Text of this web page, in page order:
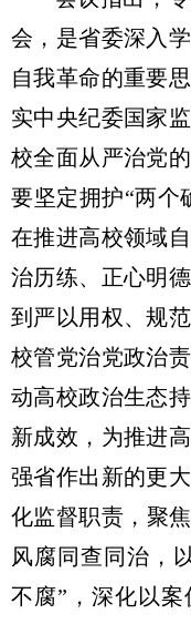
会，是省委深入
自我革命的重要
实中央纪委国家
校全面从严治党
要坚定拥护“两个
在推进高校领域
治历练、正心明
到严以用权、规
校管党治党政治
动高校政治生态
新成效，为推进
强省作出新的更
化监督职责，聚
风腐同查同治，
不腐”，深化以